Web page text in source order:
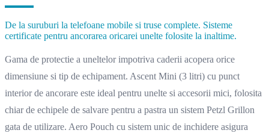
De la suruburi la telefoane mobile si truse complete. Sisteme
certificate pentru ancorarea oricarei unelte folosite la inaltime.
Gama de protectie a uneltelor impotriva caderii acopera orice
dimensiune si tip de echipament. Ascent Mini (3 litri) cu punct
interior de ancorare este ideal pentru unelte si accesorii mici, folosita
chiar de echipele de salvare pentru a pastra un sistem Petzl Grillon
gata de utilizare. Aero Pouch cu sistem unic de inchidere asigura